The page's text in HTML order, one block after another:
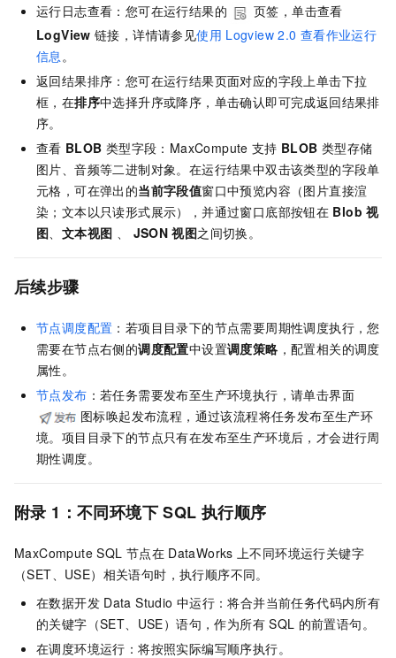
运行日志查看：您可在运行结果的
页签，单击查看
LogView 链接，详情请参见使用 Logview 2.0 查看作业运行
信息 。
返回结果排序：您可在运行结果页面对应的字段上单击下拉
框，在排序中选择升序或降序，单击确认即可完成返回结果排
序。
查看 BLOB 类型字段：MaxCompute 支持 BLOB 类型存储
图片、音频等二进制对象。在运行结果中双击该类型的字段单
元格，可在弹出的当前字段值窗口中预览内容（图片直接渲
染；文本以只读形式展示），并通过窗口底部按钮在 Blob 视
图
文本视图 JSON 视图之间切换。
后续步骤
节点调度配置 ：若项目目录下的节点需要周期性调度执行，您
需要在节点右侧的调度配置中设置调度策略 ，配置相关的调度
属性。
节点发布 ：若任务需要发布至生产环境执行，请单击界面
图标唤起发布流程，通过该流程将任务发布至生产环
境。项目目录下的节点只有在发布至生产环境后，才会进行周
期性调度。
附录 1：不同环境下 SQL 执行顺序
MaxCompute SQL 节点在 DataWorks 上不同环境运行关键字
（SET、USE）相关语句时，执行顺序不同。
在数据开发 Data Studio 中运行：将合并当前任务代码内所有
的关键字（SET、USE）语句，作为所有 SQL 的前置语句。
在调度环境运行：将按照实际编写顺序执行。